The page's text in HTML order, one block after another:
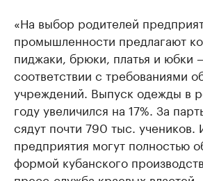
«На выбор родителей
промышленности предлагают
пиджаки, брюки, платья и юбки
соответствии с требованиями
учреждений. Выпуск одежды в
году увеличился на 17%. За
сядут почти 790 тыс.
предприятия могут полностью
формой кубанского